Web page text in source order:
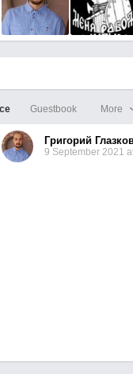
Guestbook More
Григорий
9 September 2021